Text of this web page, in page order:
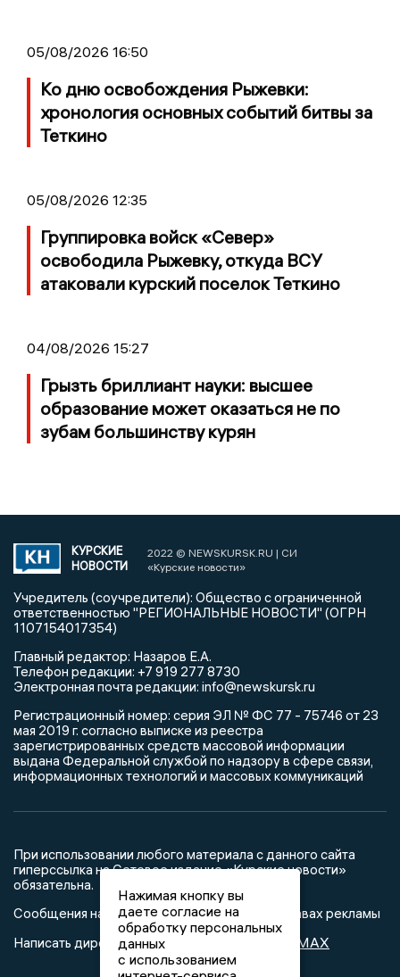
05/08/2026 16:50
Ко дню освобождения Рыжевки:
хронология основных событий битвы за
Теткино
05/08/2026 12:35
Группировка войск «Север»
освободила Рыжевку, откуда ВСУ
атаковали курский поселок Теткино
04/08/2026 15:27
Грызть бриллиант науки: высшее
образование может оказаться не по
зубам большинству курян
КУРСКИЕ
НОВОСТИ
2022 © NEWSKURSK.RU | СИ
«Курские новости»
Учредитель (соучредители): Общество с ограниченной
ответственностью "РЕГИОНАЛЬНЫЕ НОВОСТИ" (ОГРН
1107154017354)
Главный редактор: Назаров Е.А.
Телефон редакции: +7 919 277 8730
Электронная почта редакции: info@newskursk.ru
Регистрационный номер: серия ЭЛ № ФС 77 - 75746 от 23
мая 2019 г. согласно выписке из реестра
зарегистрированных средств массовой информации
выдана Федеральной службой по надзору в сфере связи,
информационных технологий и массовых коммуникаций
При использовании любого материала с данного сайта
гиперссылка на Сетевое издание «Курские новости»
обязательна.
Сообщения на сером фоне размещены на правах рекламы
Написать директору в телеграм
MAX
Нажимая кнопку вы
даете согласие на
обработку персональных
данных
с использованием